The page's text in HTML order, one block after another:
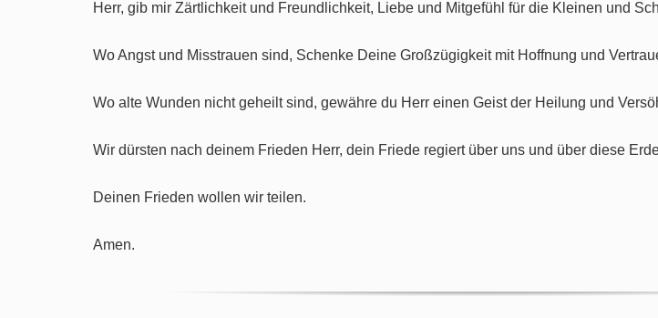
Herr, gib mir Zärtlichkeit und Freundlichkeit, Liebe und Mitgefühl für die Kleinen und
Wo Angst und Misstrauen sind, Schenke Deine Großzügigkeit mit Hoffnung und
Wo alte Wunden nicht geheilt sind, gewähre du Herr einen Geist der Heilung und
Wir dürsten nach deinem Frieden Herr, dein Friede regiert über uns und über diese
Deinen Frieden wollen wir teilen.
Amen.